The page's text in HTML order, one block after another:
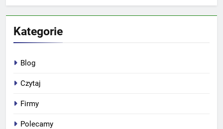
Kategorie
Blog
Czytaj
Firmy
Polecamy